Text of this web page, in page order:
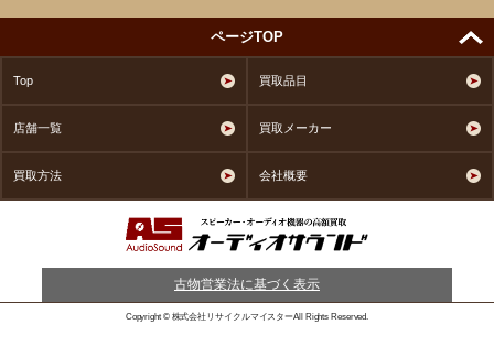
ページTOP
Top 買取品目
店舗一覧 買取メーカー
買取方法 会社概要
古物営業法に基づく表示
Copyright © 株式会社リサイクルマイスターAll Rights Reserved.